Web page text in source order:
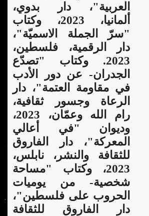
العربية"، دار بدوي،
ألمانيا، 2023، وكتاب
"سرّ الجملة الاسميّة"،
دار الرقمية، فلسطين،
2023. وكتاب "تصدّع
الجدران- عن دور الأدب
في مقاومة العتمة"، دار
الرعاة وجسور ثقافية،
رام الله وعمّان، 2023،
وديوان "في أعالي
المعركة"، دار الفاروق
للثقافة والنشر، نابلس،
2023، وكتاب "مساحة
شخصية- من يوميات
الحروب على فلسطين"،
دار الفاروق للثقافة